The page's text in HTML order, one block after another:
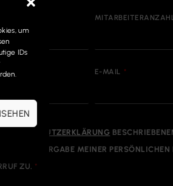
um
IDs
E-MAIL
DATENSCHUTZERKLÄRUNG
UND WEITERGABE MEINER
ZU. *